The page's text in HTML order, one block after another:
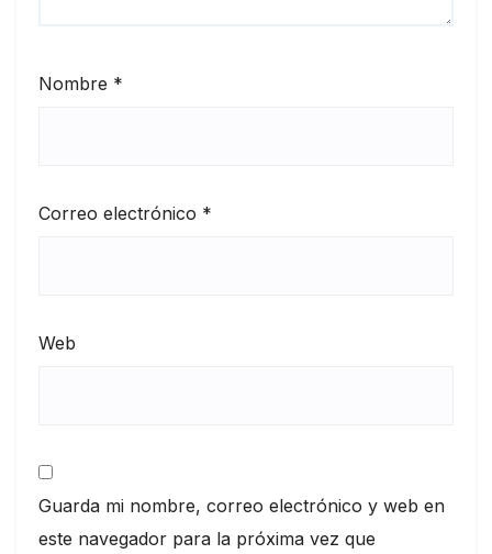
Nombre *
Correo electrónico *
Web
Guarda mi nombre, correo electrónico y web en
este navegador para la próxima vez que